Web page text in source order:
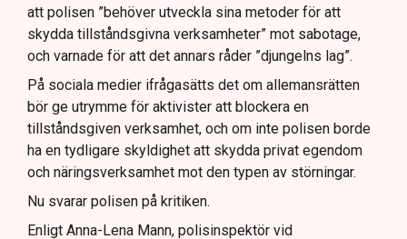
att polisen ”behöver utveckla sina metoder för att
skydda tillståndsgivna verksamheter” mot sabotage,
och varnade för att det annars råder ”djungelns lag”.
På sociala medier ifrågasätts det om allemansrätten
bör ge utrymme för aktivister att blockera en
tillståndsgiven verksamhet, och om inte polisen borde
ha en tydligare skyldighet att skydda privat egendom
och näringsverksamhet mot den typen av störningar.
Nu svarar polisen på kritiken.
Enligt Anna-Lena Mann, polisinspektör vid